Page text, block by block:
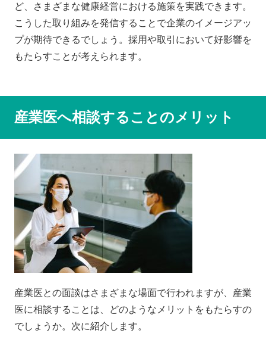
ど、さまざまな健康経営における施策を実践できます。
こうした取り組みを発信することで企業のイメージアッ
プが期待できるでしょう。採用や取引において好影響を
もたらすことが考えられます。
産業医へ相談することのメリット
産業医との面談はさまざまな場面で行われますが、産業
医に相談することは、どのようなメリットをもたらすの
でしょうか。次に紹介します。